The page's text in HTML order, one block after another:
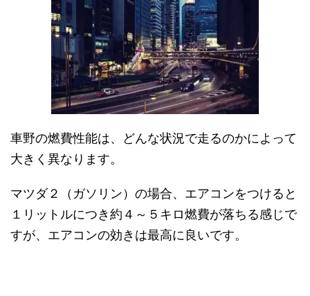
車野の燃費性能は、どんな状況で走るのかによって
大きく異なります。
マツダ２（ガソリン）の場合、エアコンをつけると
１リットルにつき約４～５キロ燃費が落ちる感じで
すが、エアコンの効きは最高に良いです。